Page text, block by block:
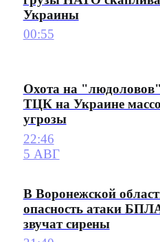
Украины
00:55
Охота на
ТЦК на Украине
угрозы
22:46
5 АВГ
В Воронежской
опасность атаки
звучат сирены